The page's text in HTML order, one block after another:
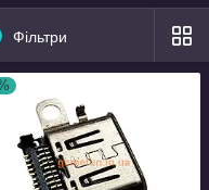
Фільтри